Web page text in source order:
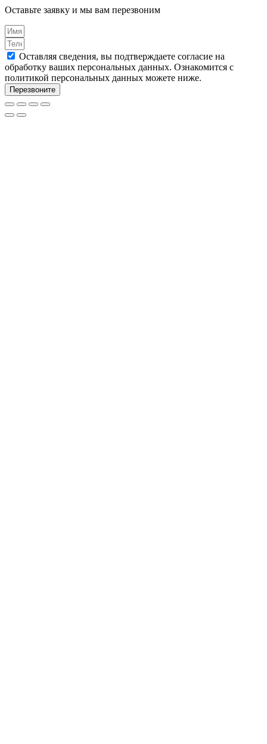
Оставьте заявку и мы вам перезвоним
Оставляя сведения, вы подтверждаете согласие на
обработку ваших персональных данных. Ознакомится с
политикой персональных данных можете ниже.
Перезвоните